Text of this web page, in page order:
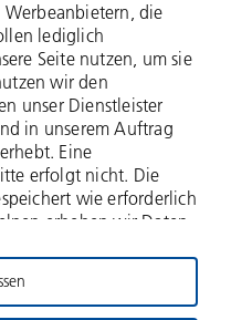
AG
die
lediglich
Seite nutzen, um sie
wir den
unser Dienstleister
in unserem Auftrag
Eine
erfolgt nicht. Die
wie erforderlich
erheben wir Daten
Webseiten und Ihrer
der Aufrufe, zu
und über weitere